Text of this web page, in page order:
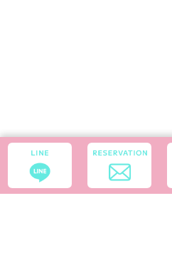
料金システム セラピスト